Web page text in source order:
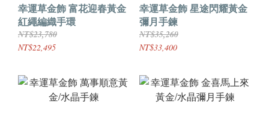
幸運草金飾 富花迎春黃金
紅繩編織手環
NT$23,780
NT$22,495
幸運草金飾 星途閃耀黃金
彌月手鍊
NT$35,260
NT$33,400